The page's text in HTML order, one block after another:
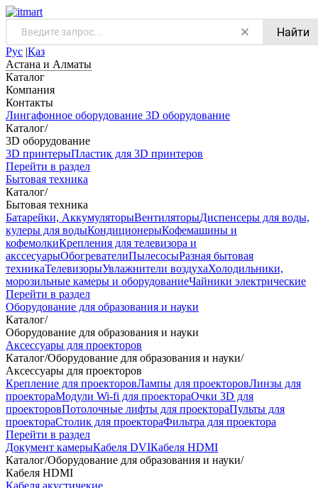
Найти
Рус |Қаз
Астана и Алматы
Каталог
Компания
Контакты
Лингафонное оборудование 3D оборудование
Каталог/
3D оборудование
3D принтерыПластик для 3D принтеров
Перейти в раздел
Бытовая техника
Каталог/
Бытовая техника
Батарейки, АккумуляторыВентиляторыДиспенсеры для воды,
кулеры для водыКондиционерыКофемашины и
кофемолкиКрепления для телевизора и
акссесуарыОбогревателиПылесосыРазная бытовая
техникаТелевизорыУвлажнители воздухаХолодильники,
морозильные камеры и оборудованиеЧайники электрические
Перейти в раздел
Оборудование для образования и науки
Каталог/
Оборудование для образования и науки
Аксессуары для проекторов
Каталог/Оборудование для образования и науки/
Аксессуары для проекторов
Крепление для проекторовЛампы для проекторовЛинзы для
проектораМодули Wi-fi для проектораОчки 3D для
проекторовПотолочные лифты для проектораПульты для
проектораСтолик для проектораФильтра для проектора
Перейти в раздел
Документ камерыКабеля DVIКабеля HDMI
Каталог/Оборудование для образования и науки/
Кабеля HDMI
Кабеля акустичекие